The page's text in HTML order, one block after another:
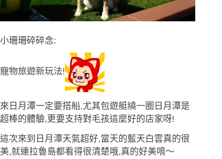
小珊珊碎碎念:
寵物旅遊新玩法!
來日月潭一定要搭船,尤其包遊艇繞一圈日月潭是
超棒的體驗,更要支持對毛孩這麼好的店家呀!
這次來到日月潭天氣超好,當天的藍天白雲真的很
美,就連拉魯島都看得很清楚哦,真的好美唷〜